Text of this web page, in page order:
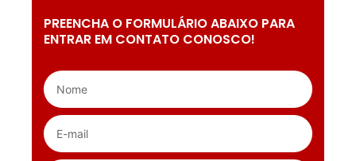
PREENCHA O FORMULÁRIO ABAIXO PARA
ENTRAR EM CONTATO CONOSCO!